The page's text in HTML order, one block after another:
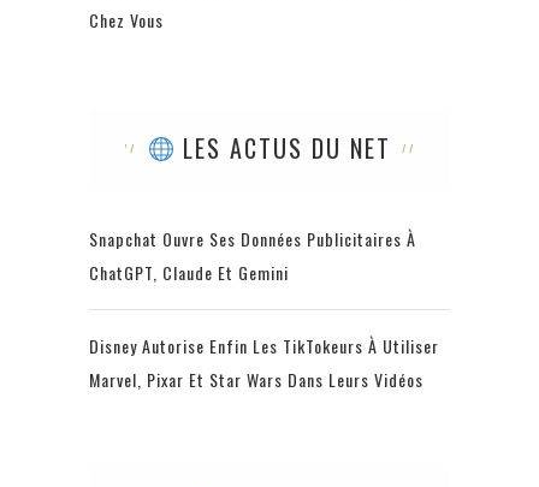
Chez Vous
LES ACTUS DU NET
Snapchat Ouvre Ses Données Publicitaires À
ChatGPT, Claude Et Gemini
Disney Autorise Enfin Les TikTokeurs À Utiliser
Marvel, Pixar Et Star Wars Dans Leurs Vidéos